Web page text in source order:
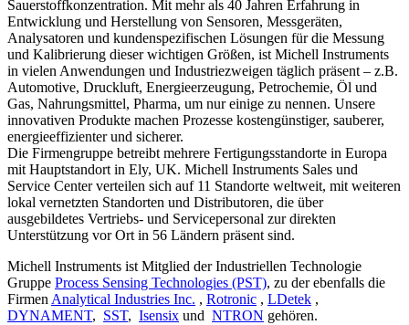
Sauerstoffkonzentration. Mit mehr als 40 Jahren Erfahrung in
Entwicklung und Herstellung von Sensoren, Messgeräten,
Analysatoren und kundenspezifischen Lösungen für die Messung
und Kalibrierung dieser wichtigen Größen, ist Michell Instruments
in vielen Anwendungen und Industriezweigen täglich präsent – z.B.
Automotive, Druckluft, Energieerzeugung, Petrochemie, Öl und
Gas, Nahrungsmittel, Pharma, um nur einige zu nennen. Unsere
innovativen Produkte machen Prozesse kostengünstiger, sauberer,
energieeffizienter und sicherer.
Die Firmengruppe betreibt mehrere Fertigungsstandorte in Europa
mit Hauptstandort in Ely, UK. Michell Instruments Sales und
Service Center verteilen sich auf 11 Standorte weltweit, mit weiteren
lokal vernetzten Standorten und Distributoren, die über
ausgebildetes Vertriebs- und Servicepersonal zur direkten
Unterstützung vor Ort in 56 Ländern präsent sind.
Michell Instruments ist Mitglied der Industriellen Technologie
Gruppe Process Sensing Technologies (PST), zu der ebenfalls die
Firmen Analytical Industries Inc. , Rotronic , LDetek ,
DYNAMENT, SST, Isensix und NTRON gehören.